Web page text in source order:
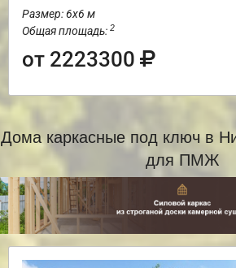
Размер: 6х6 м
Общая площадь: 2
от 2223300
Дома каркасные под ключ в
для ПМЖ